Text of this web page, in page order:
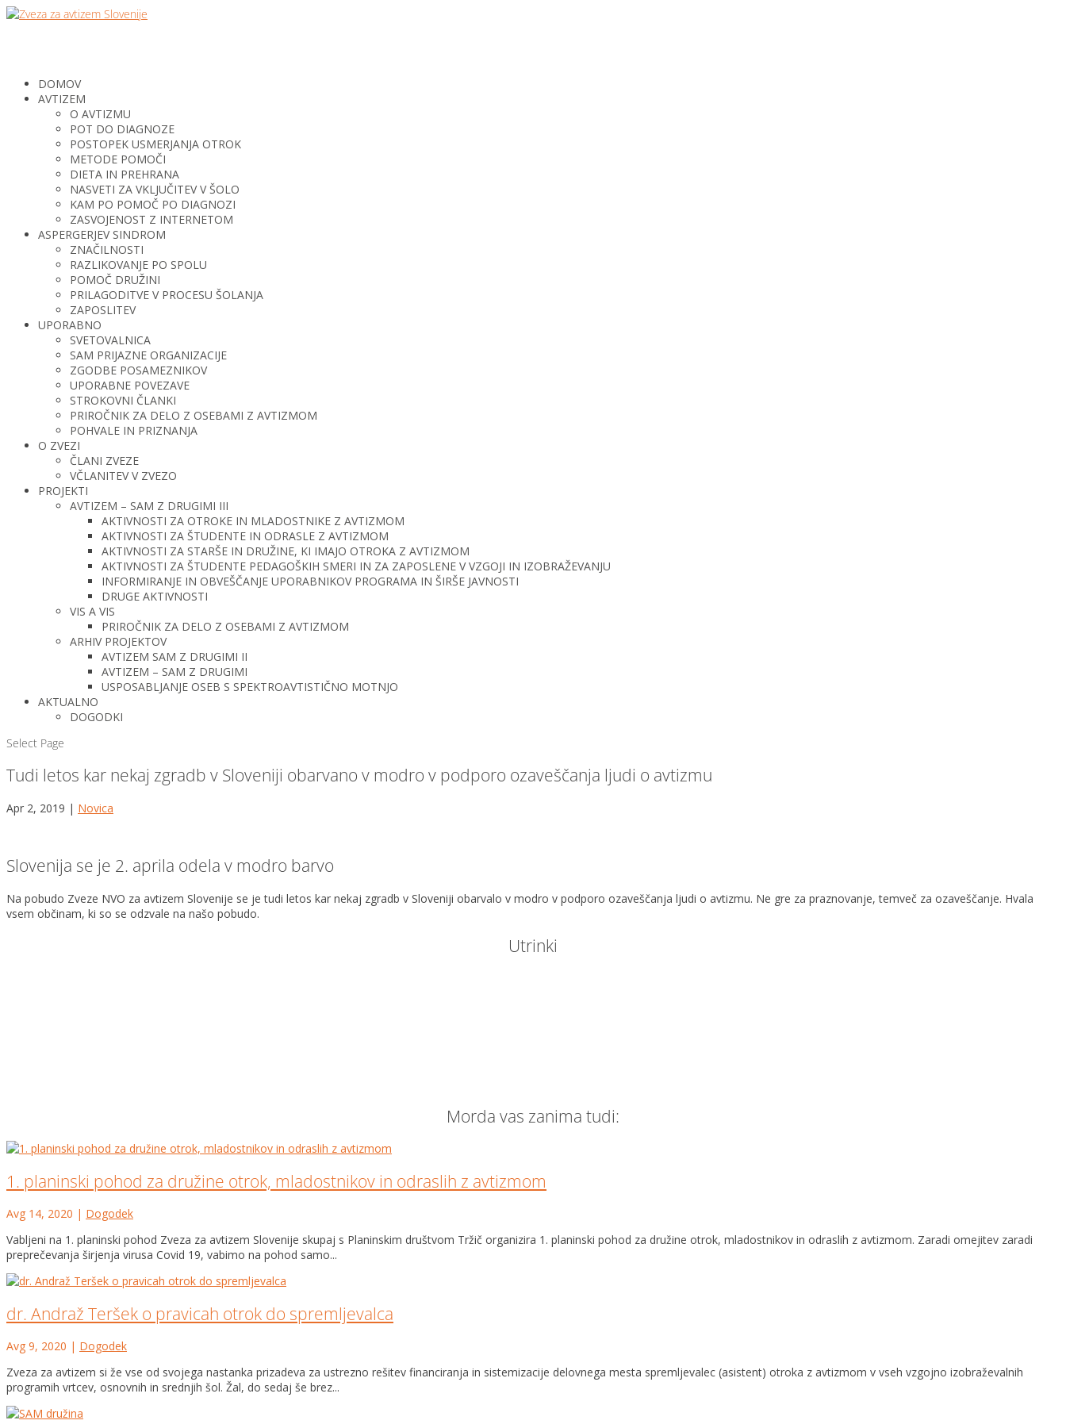
DOMOV
AVTIZEM
O AVTIZMU
POT DO DIAGNOZE
POSTOPEK USMERJANJA OTROK
METODE POMOČI
DIETA IN PREHRANA
NASVETI ZA VKLJUČITEV V ŠOLO
KAM PO POMOČ PO DIAGNOZI
ZASVOJENOST Z INTERNETOM
ASPERGERJEV SINDROM
ZNAČILNOSTI
RAZLIKOVANJE PO SPOLU
POMOČ DRUŽINI
PRILAGODITVE V PROCESU ŠOLANJA
ZAPOSLITEV
UPORABNO
SVETOVALNICA
SAM PRIJAZNE ORGANIZACIJE
ZGODBE POSAMEZNIKOV
UPORABNE POVEZAVE
STROKOVNI ČLANKI
PRIROČNIK ZA DELO Z OSEBAMI Z AVTIZMOM
POHVALE IN PRIZNANJA
O ZVEZI
ČLANI ZVEZE
VČLANITEV V ZVEZO
PROJEKTI
AVTIZEM – SAM Z DRUGIMI III
AKTIVNOSTI ZA OTROKE IN MLADOSTNIKE Z AVTIZMOM
AKTIVNOSTI ZA ŠTUDENTE IN ODRASLE Z AVTIZMOM
AKTIVNOSTI ZA STARŠE IN DRUŽINE, KI IMAJO OTROKA Z AVTIZMOM
AKTIVNOSTI ZA ŠTUDENTE PEDAGOŠKIH SMERI IN ZA ZAPOSLENE V VZGOJI IN IZOBRAŽEVANJU
INFORMIRANJE IN OBVEŠČANJE UPORABNIKOV PROGRAMA IN ŠIRŠE JAVNOSTI
DRUGE AKTIVNOSTI
VIS A VIS
PRIROČNIK ZA DELO Z OSEBAMI Z AVTIZMOM
ARHIV PROJEKTOV
AVTIZEM SAM Z DRUGIMI II
AVTIZEM – SAM Z DRUGIMI
USPOSABLJANJE OSEB S SPEKTROAVTISTIČNO MOTNJO
AKTUALNO
DOGODKI
Select Page
Tudi letos kar nekaj zgradb v Sloveniji obarvano v modro v podporo ozaveščanja ljudi o avtizmu
Apr 2, 2019 | Novica
Slovenija se je 2. aprila odela v modro barvo
Na pobudo Zveze NVO za avtizem Slovenije se je tudi letos kar nekaj zgradb v Sloveniji obarvalo v modro v podporo ozaveščanja ljudi o avtizmu. Ne gre za praznovanje, temveč za ozaveščanje. Hvala
vsem občinam, ki so se odzvale na našo pobudo.
Utrinki
Morda vas zanima tudi:
1. planinski pohod za družine otrok, mladostnikov in odraslih z avtizmom
Avg 14, 2020 | Dogodek
Vabljeni na 1. planinski pohod Zveza za avtizem Slovenije skupaj s Planinskim društvom Tržič organizira 1. planinski pohod za družine otrok, mladostnikov in odraslih z avtizmom. Zaradi omejitev zaradi
preprečevanja širjenja virusa Covid 19, vabimo na pohod samo...
dr. Andraž Teršek o pravicah otrok do spremljevalca
Avg 9, 2020 | Dogodek
Zveza za avtizem si že vse od svojega nastanka prizadeva za ustrezno rešitev financiranja in sistemizacije delovnega mesta spremljevalec (asistent) otroka z avtizmom v vseh vzgojno izobraževalnih
programih vrtcev, osnovnih in srednjih šol. Žal, do sedaj še brez...